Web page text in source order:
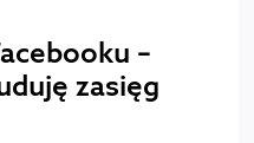
–
zasięg